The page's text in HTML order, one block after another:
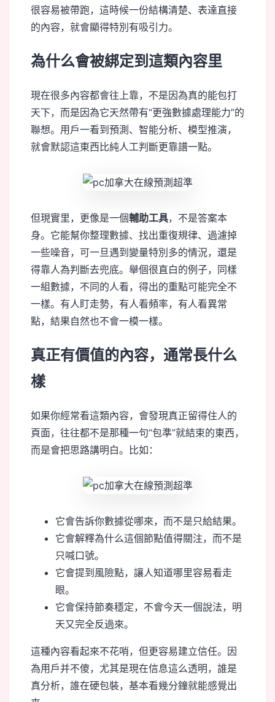
很容易被帶跑，這時候一份結構清楚、表達直接
的內容，就會顯得特別有吸引力。
為什么會被綁定到這類內容里
現在很多內容都會往上靠，不是因為真的能包打
天下，而是因為它天然帶有“更強數據處理能力”的
聯想。用戶一看到預測、智能分析、模型推演，
就會默認這東西比純人工判斷更靠譜一點。
但現實里，更像是一個輔助工具，不是答案本
身。它能幫你整理數據、找出重復規律、過濾掉
一些噪音，可一旦遇到變量特別多的情況，還是
得靠人為判斷去兜底。舉個很直白的例子，同樣
一組數據，不同的人看，得出的重點可能完全不
一樣。有人盯走勢，有人看頻率，有人看異常
點，結果自然也不會一模一樣。
真正有價值的內容，通常長什么
樣
如果你經常看這類內容，會發現真正留得住人的
頁面，往往都不是那種一句“包準”就結束的東西，
而是會把思路講明白。比如：
它會告訴你數據從哪來，而不是只給結果。
它會解釋為什么這個節點值得關注，而不是
只喊口號。
它會提到風險點，讓人知道哪里容易看走
眼。
它會保持節奏穩定，不會今天一個說法，明
天又完全反過來。
這種內容看起來不花哨，但更容易建立信任。因
為用戶并不傻，尤其是現在信息這么透明，誰是
真分析，誰在硬包裝，基本看幾分鐘就能感覺出